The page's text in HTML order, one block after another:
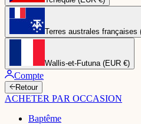
Terres australes françaises
Wallis-et-Futuna (EUR €)
Compte
Retour
ACHETER PAR OCCASION
Baptême